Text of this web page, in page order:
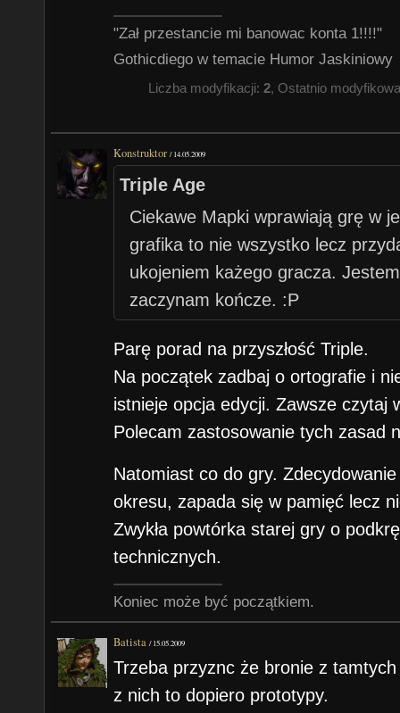
"Zał przestancie mi banowac konta 1!!!!"
Gothicdiego w temacie Humor Jaskiniowy
Liczba modyfikacji: 2, Ostatnio
Konstruktor /14.05.2009
Triple Age
Ciekawe Mapki wprawiają grę w
grafika to nie wszystko lecz
ukojeniem każego gracza.
zaczynam kończe. :P
Parę porad na przyszłość Triple.
Na początek zadbaj o ortografie i
istnieje opcja edycji. Zawsze czytaj
Polecam zastosowanie tych zasad
Natomiast co do gry.
okresu, zapada się w pamięć lecz
Zwykła powtórka starej gry o
technicznych.
Koniec może być początkiem.
Batista /15.05.2009
Trzeba przyznc że bronie z
z nich to dopiero prototypy.